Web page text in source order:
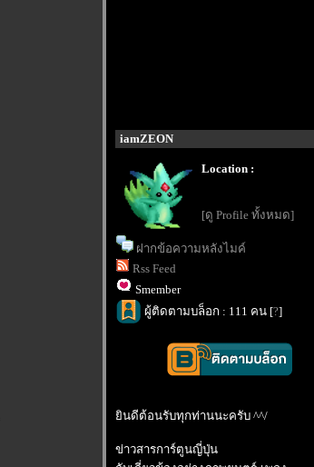
iamZEON
Location :
[ดู Profile ทั้งหมด]
ฝากข้อความหลังไมค์
Rss Feed
Smember
ผู้ติดตามบล็อก : 111 คน [?]
ินดีต้อนรับทุกท่านนะครับ ^^/
ข่าวสารการ์ตูนญี่ปุ่น